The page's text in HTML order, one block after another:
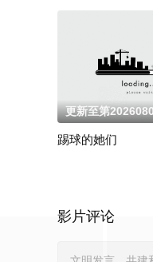
更新至第
踢球的她们
影片评论